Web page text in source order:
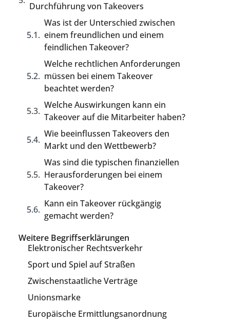
Durchführung von Takeovers
Was ist der Unterschied zwischen
einem freundlichen und einem
feindlichen Takeover?
Welche rechtlichen Anforderungen
müssen bei einem Takeover
beachtet werden?
Welche Auswirkungen kann ein
Takeover auf die Mitarbeiter haben?
Wie beeinflussen Takeovers den
Markt und den Wettbewerb?
Was sind die typischen finanziellen
Herausforderungen bei einem
Takeover?
Kann ein Takeover rückgängig
gemacht werden?
Weitere Begriffserklärungen
Elektronischer Rechtsverkehr
Sport und Spiel auf Straßen
Zwischenstaatliche Verträge
Unionsmarke
Europäische Ermittlungsanordnung